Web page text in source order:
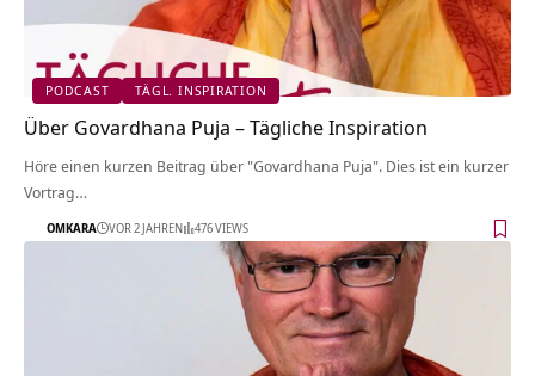
PODCAST TÄGL. INSPIRATION
Über Govardhana Puja – Tägliche Inspiration
Höre einen kurzen Beitrag über "Govardhana Puja". Dies ist ein kurzer
Vortrag…
OMKARA VOR 2 JAHREN 476 VIEWS